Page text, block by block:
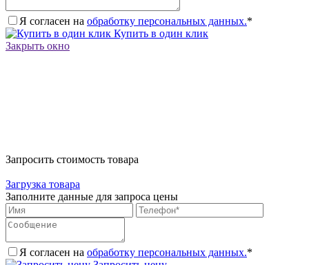
Я согласен на обработку персональных данных.*
Купить в один клик
Закрыть окно
Запросить стоимость товара
Загрузка товара
Заполните данные для запроса цены
Я согласен на обработку персональных данных.*